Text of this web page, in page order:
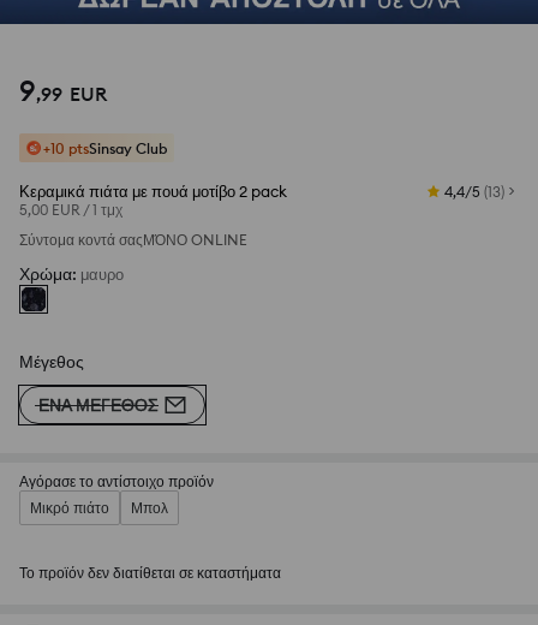
9,99 EUR
+10 ptsSinsay Club
Κεραμικά πιάτα με πουά μοτίβο 2 pack
5,00 EUR /1 τμχ
4,4/5 (13)
Σύντομα κοντά σαςΜΌΝΟ ONLINE
Χρώμα: μαυρο
Μέγεθος
ΈΝΑ ΜΈΓΕΘΟΣ
Αγόρασε το αντίστοιχο προϊόν
Μικρό πιάτο
Μπολ
Το προϊόν δεν διατίθεται σε καταστήματα